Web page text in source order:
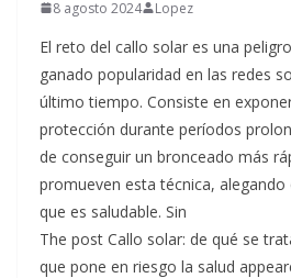
8 agosto 2024 Lopez
El reto del callo solar es una
ganado popularidad en las redes
último tiempo. Consiste en
protección durante períodos
de conseguir un bronceado más
promueven esta técnica,
que es saludable. Sin
The post Callo solar: de qué se
que pone en riesgo la salud